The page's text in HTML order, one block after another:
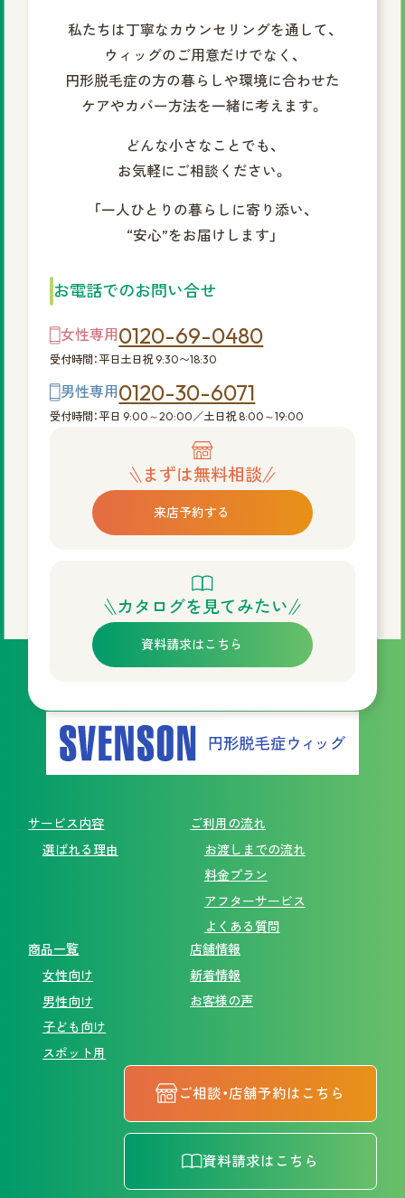
私たちは丁寧なカウンセリングを通して、
ウィッグのご用意だけでなく、
円形脱毛症の方の暮らしや環境に合わせた
ケアやカバー方法を一緒に考えます。
どんな小さなことでも、
お気軽にご相談ください。
「一人ひとりの暮らしに寄り添い、
“安心”をお届けします」
お電話でのお問い合せ
女性専用 0120-69-0480
受付時間：平日土日祝 9:30〜18:30
男性専用 0120-30-6071
受付時間：平日 9:00～20:00／土日祝 8:00～19:00
まずは無料相談
来店予約する
カタログを見てみたい
資料請求はこちら
サービス内容
選ばれる理由
ご利用の流れ
お渡しまでの流れ
料金プラン
アフターサービス
よくある質問
商品一覧
女性向け
男性向け
子ども向け
スポット用
店舗情報
新着情報
お客様の声
ご相談・店舗予約はこちら
資料請求はこちら